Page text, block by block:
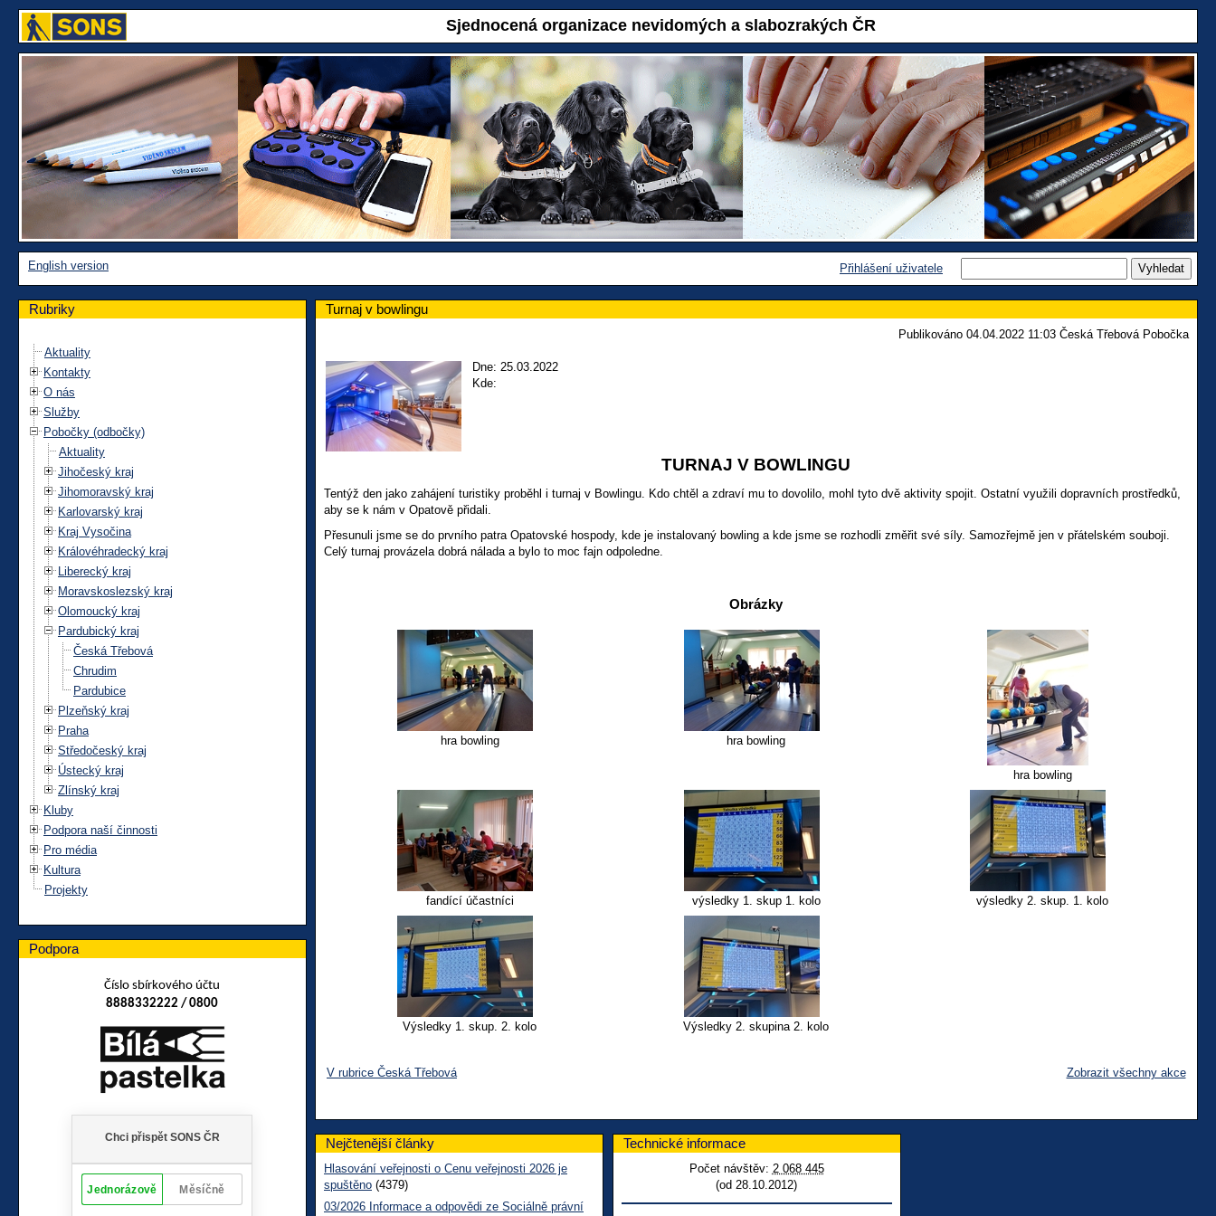
Sjednocená organizace nevidomých a slabozrakých ČR
English version Přihlášení uživatele
Rubriky
Aktuality
Kontakty
O nás
Služby
Pobočky (odbočky)
Aktuality
Jihočeský kraj
Jihomoravský kraj
Karlovarský kraj
Kraj Vysočina
Královéhradecký kraj
Liberecký kraj
Moravskoslezský kraj
Olomoucký kraj
Pardubický kraj
Česká Třebová
Chrudim
Pardubice
Plzeňský kraj
Praha
Středočeský kraj
Ústecký kraj
Zlínský kraj
Kluby
Podpora naší činnosti
Pro média
Kultura
Projekty
Turnaj v bowlingu
Publikováno 04.04.2022 11:03 Česká Třebová Pobočka
Dne: 25.03.2022
Kde:
TURNAJ V BOWLINGU
Tentýž den jako zahájení turistiky proběhl i turnaj v Bowlingu. Kdo chtěl a zdraví mu to dovolilo, mohl tyto dvě aktivity spojit. Ostatní využili dopravních prostředků,
aby se k nám v Opatově přidali.
Přesunuli jsme se do prvního patra Opatovské hospody, kde je instalovaný bowling a kde jsme se rozhodli změřit své síly. Samozřejmě jen v přátelském souboji.
Celý turnaj provázela dobrá nálada a bylo to moc fajn odpoledne.
Obrázky
hra bowling hra bowling
hra bowling
fandící účastníci výsledky 1. skup 1. kolo výsledky 2. skup. 1. kolo
Výsledky 1. skup. 2. kolo Výsledky 2. skupina 2. kolo
V rubrice Česká Třebová Zobrazit všechny akce
Podpora
Číslo sbírkového účtu
8888332222 / 0800
Nejčtenější články
Hlasování veřejnosti o Cenu veřejnosti 2026 je
spuštěno (4379)
03/2026 Informace a odpovědi ze Sociálně právní
Technické informace
Počet návštěv: 2 068 445
(od 28.10.2012)